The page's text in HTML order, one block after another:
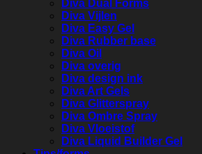
Diva Dual Forms
Diva Vijlen
Diva Easy Gel
Diva Rubber base
Diva Oil
Diva overig
Diva design ink
Diva Art Gels
Diva Glitterspray
Diva Ombre Spray
Diva Vloeistof
Diva Liquid Builder Gel